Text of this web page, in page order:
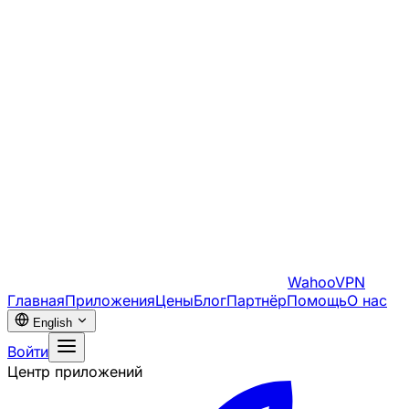
WahooVPN
ГлавнаяПриложенияЦеныБлогПартнёрПомощьО нас
English
Войти
Центр приложений